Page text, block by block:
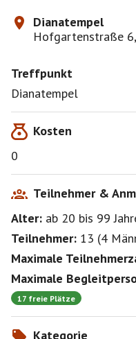
Dianatempel
Hofgartenstraße
Treffpunkt
Dianatempel
Kosten
0
Teilnehmer &
Alter: ab 20 bis 99
Teilnehmer: 13 (4
Maximale
Maximale
17 freie Plätze
Kategorie